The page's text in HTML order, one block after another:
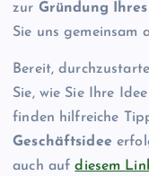
zur Gründung
Sie uns gemeinsam
Bereit,
Sie, wie Sie Ihre
finden hilfreiche
Geschäftsidee
auch aufdiesem